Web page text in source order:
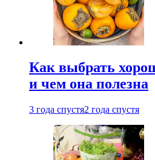
Как выбрать
и чем она полезна
3 года спустя2 года спустя